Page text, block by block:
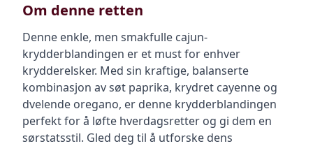
Om denne retten
Denne enkle, men smakfulle cajun-
krydderblandingen er et must for enhver
krydderelsker. Med sin kraftige, balanserte
kombinasjon av søt paprika, krydret cayenne og
dvelende oregano, er denne krydderblandingen
perfekt for å løfte hverdagsretter og gi dem en
sørstatsstil. Gled deg til å utforske dens